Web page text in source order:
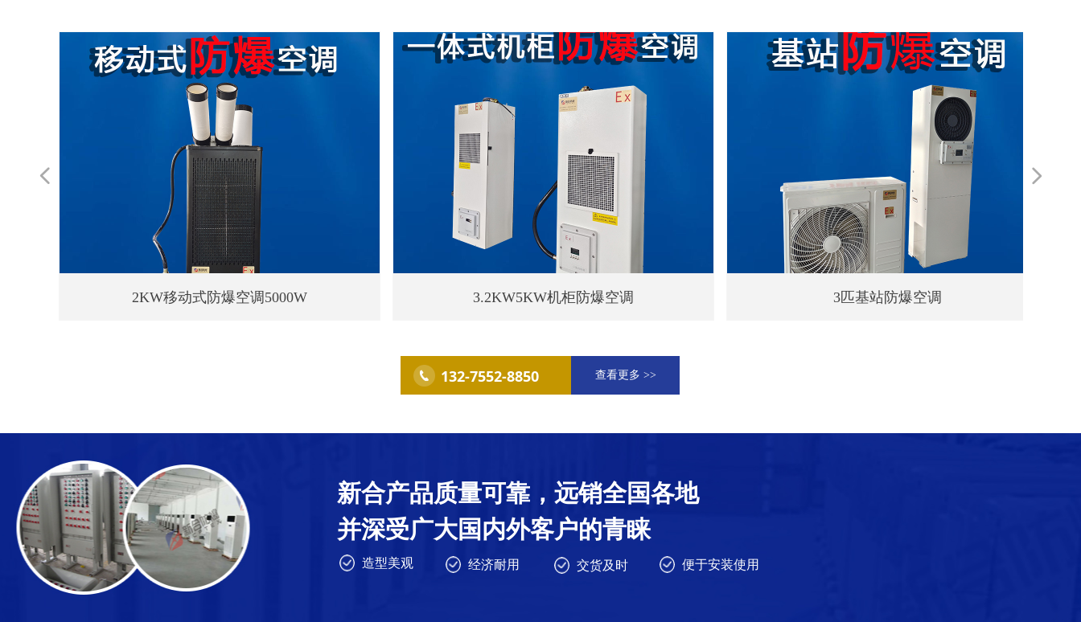
2KW移动式防爆空调5000W 3.2KW5KW机柜防爆空调 3匹基站防爆空调
넳 넲
132-7552-8850 查看更多 >>
新合产品质量可靠，远销全国各地
并深受广大国内外客户的青睐
造型美观 经济耐用 交货及时 便于安装使用